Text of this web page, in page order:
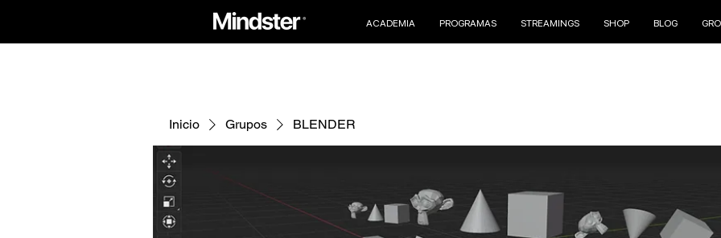
ACADEMIA PROGRAMAS STREAMINGS SHOP BLOG
Inicio Grupos BLENDER